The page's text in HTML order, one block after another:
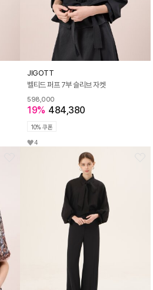
JIGOTT
벨티드 퍼프 7부 슬리브 자켓
598,000
19% 484,380
10% 쿠폰
4